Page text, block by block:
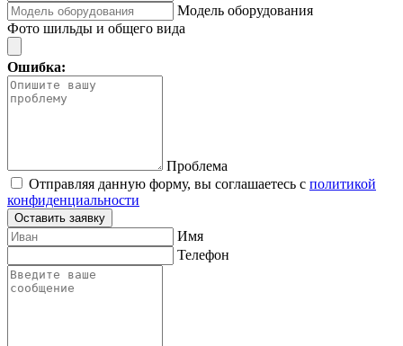
Модель оборудования
Фото шильды и общего вида
Ошибка:
Проблема
Отправляя данную форму, вы соглашаетесь с политикой
конфиденциальности
Оставить заявку
Имя
Телефон